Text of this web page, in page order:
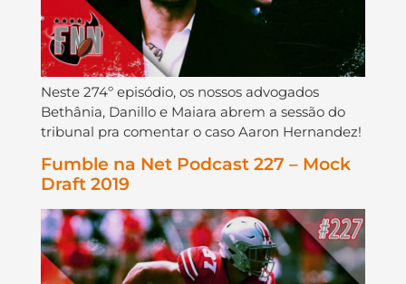
Neste 274º episódio, os nossos advogados
Bethânia, Danillo e Maiara abrem a sessão do
tribunal pra comentar o caso Aaron Hernandez!
Fumble na Net Podcast 227 – Mock
Draft 2019